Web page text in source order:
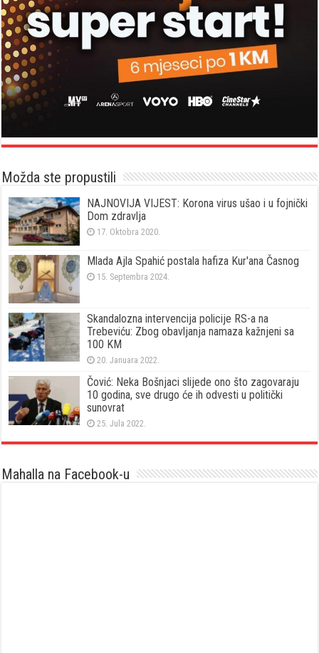
Možda ste propustili
NAJNOVIJA VIJEST: Korona virus ušao i u fojnički
Dom zdravlja
17. Oktobra 2020.
Mlada Ajla Spahić postala hafiza Kur'ana Časnog
15. Septembra 2024.
Skandalozna intervencija policije RS-a na
Trebeviću: Zbog obavljanja namaza kažnjeni sa
100 KM
20. Januara 2022.
Čović: Neka Bošnjaci slijede ono što zagovaraju
10 godina, sve drugo će ih odvesti u politički
sunovrat
25. Jula 2022.
Mahalla na Facebook-u